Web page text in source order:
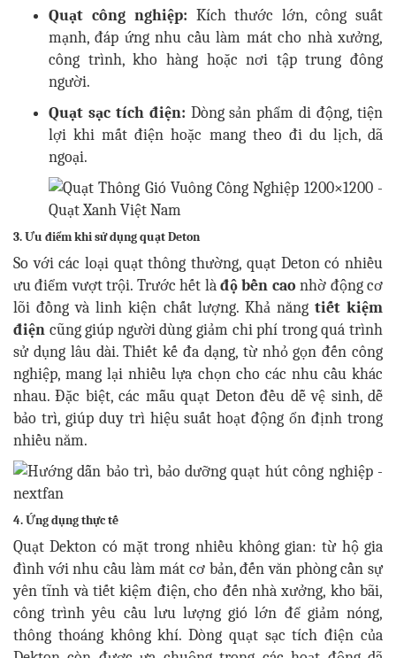
Quạt công nghiệp: Kích thước lớn, công suất
mạnh, đáp ứng nhu cầu làm mát cho nhà xưởng,
công trình, kho hàng hoặc nơi tập trung đông
người.
Quạt sạc tích điện: Dòng sản phẩm di động, tiện
lợi khi mất điện hoặc mang theo đi du lịch, dã
ngoại.
3. Ưu điểm khi sử dụng quạt Deton
So với các loại quạt thông thường, quạt Deton có nhiều
ưu điểm vượt trội. Trước hết làđộ bền cao nhờ động cơ
lõi đồng và linh kiện chất lượng. Khả năng tiết kiệm
điện cũng giúp người dùng giảm chi phí trong quá trình
sử dụng lâu dài. Thiết kế đa dạng, từ nhỏ gọn đến công
nghiệp, mang lại nhiều lựa chọn cho các nhu cầu khác
nhau. Đặc biệt, các mẫu quạt Deton đều dễ vệ sinh, dễ
bảo trì, giúp duy trì hiệu suất hoạt động ổn định trong
nhiều năm.
4. Ứng dụng thực tế
Quạt Dekton có mặt trong nhiều không gian: từ hộ gia
đình với nhu cầu làm mát cơ bản, đến văn phòng cần sự
yên tĩnh và tiết kiệm điện, cho đến nhà xưởng, kho bãi,
công trình yêu cầu lưu lượng gió lớn để giảm nóng,
thông thoáng không khí. Dòng quạt sạc tích điện của